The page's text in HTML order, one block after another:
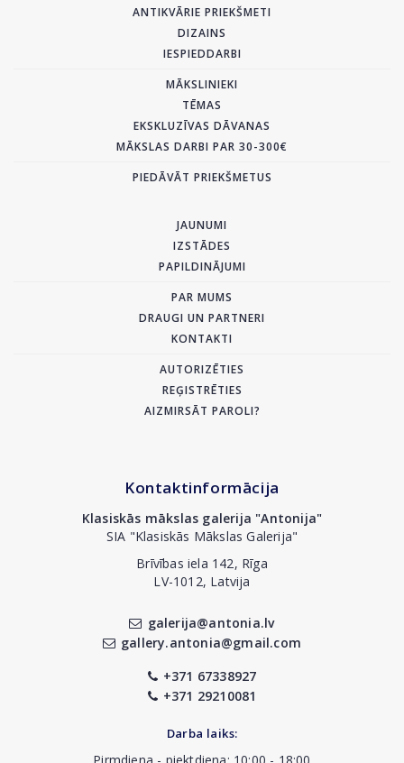
ANTIKVĀRIE PRIEKŠMETI
DIZAINS
IESPIEDDARBI
MĀKSLINIEKI
TĒMAS
EKSKLUZĪVAS DĀVANAS
MĀKSLAS DARBI PAR 30-300€
PIEDĀVĀT PRIEKŠMETUS
JAUNUMI
IZSTĀDES
PAPILDINĀJUMI
PAR MUMS
DRAUGI UN PARTNERI
KONTAKTI
AUTORIZĒTIES
REĢISTRĒTIES
AIZMIRSĀT PAROLI?
Kontaktinformācija
Klasiskās mākslas galerija "Antonija"
SIA "Klasiskās Mākslas Galerija"
Brīvības iela 142, Rīga
LV-1012, Latvija
galerija@antonia.lv
gallery.antonia@gmail.com
+371 67338927
+371 29210081
Darba laiks: